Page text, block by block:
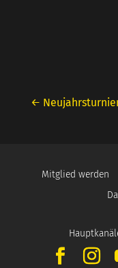
←
Mitglied werden